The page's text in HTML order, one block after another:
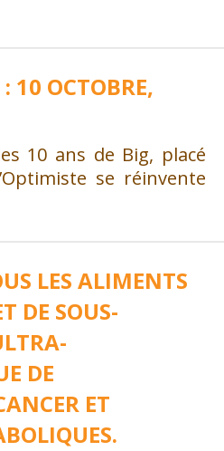
10 OCTOBRE,
10 ans de Big, placé
se réinvente
LES ALIMENTS
DE SOUS-
DE
ET